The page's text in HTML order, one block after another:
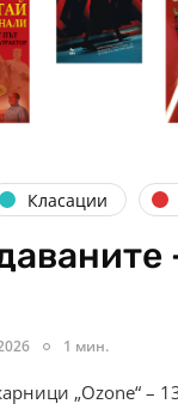
Класации
1 мин.
„Ozone“ –